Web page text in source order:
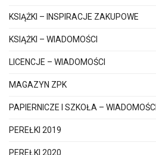
KSIĄŻKI – INSPIRACJE ZAKUPOWE
KSIĄŻKI – WIADOMOŚCI
LICENCJE – WIADOMOŚCI
MAGAZYN ZPK
PAPIERNICZE I SZKOŁA – WIADOMOŚCI
PEREŁKI 2019
PEREŁKI 2020